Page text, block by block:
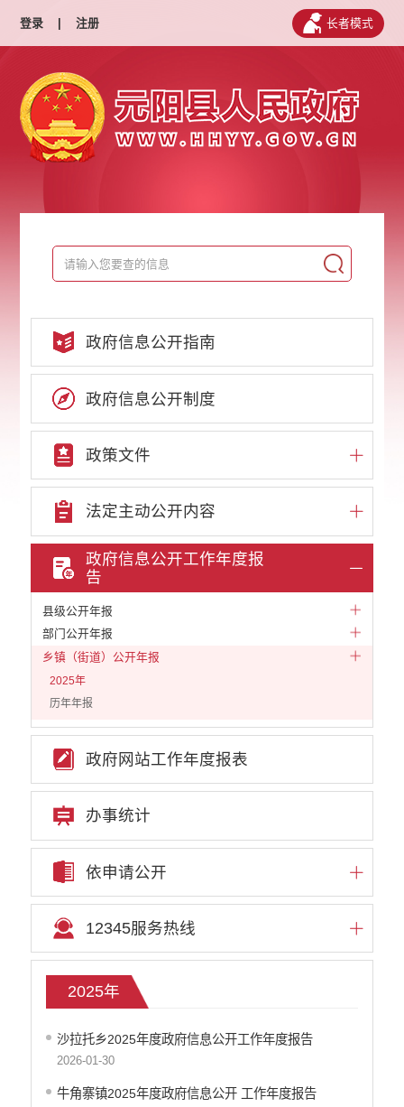
登录 | 注册 长者模式
政府信息公开指南
政府信息公开制度
政策文件
法定主动公开内容
政府信息公开工作年度报
告
县级公开年报
部门公开年报
乡镇（街道）公开年报
2025年
历年年报
政府网站工作年度报表
办事统计
依申请公开
12345服务热线
2025年
沙拉托乡2025年度政府信息公开工作年度报告
2026-01-30
牛角寨镇2025年度政府信息公开 工作年度报告